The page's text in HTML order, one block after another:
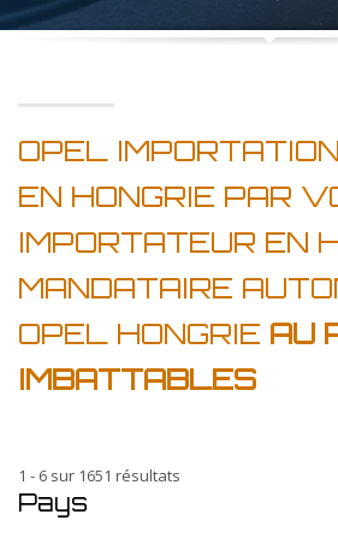
OPEL
EN HONGRIE PAR
IMPORTATEUR EN
MANDATAIRE
OPEL HONGRIE AU
IMBATTABLES
1 - 6 sur 1651 résultats
Pays